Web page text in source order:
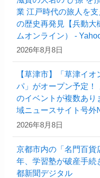
業 江戸時代の旅人を
の歴史再発見【兵動大
ムオンライン） -
2026年8月8日
【草津市】「草津イ
パ」がオープン予定！
のイベントが複数あり
域ニュースサイト号外
2026年8月8日
京都市内の「名門百
年、学習塾が破産手
都新聞デジタル